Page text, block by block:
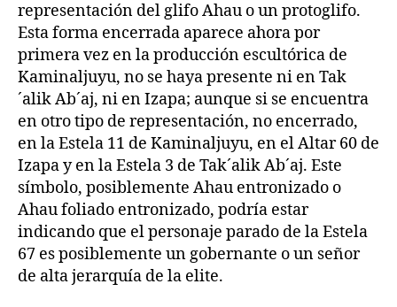
representación del glifo Ahau o un protoglifo.
Esta forma encerrada aparece ahora por
primera vez en la producción escultórica de
Kaminaljuyu, no se haya presente ni en Tak
´alik Ab´aj, ni en Izapa; aunque si se encuentra
en otro tipo de representación, no encerrado,
en la Estela 11 de Kaminaljuyu, en el Altar 60 de
Izapa y en la Estela 3 de Tak´alik Ab´aj. Este
símbolo, posiblemente Ahau entronizado o
Ahau foliado entronizado, podría estar
indicando que el personaje parado de la Estela
67 es posiblemente un gobernante o un señor
de alta jerarquía de la elite.